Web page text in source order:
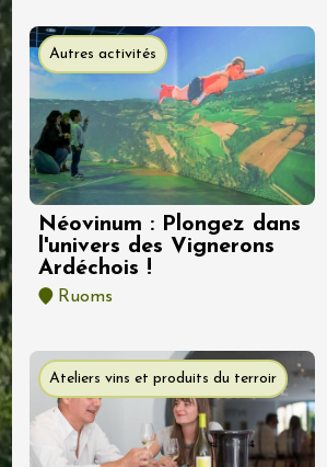
Autres activités
Néovinum : Plongez dans
l'univers des Vignerons
Ardéchois !
Ruoms
Ateliers vins et produits du terroir